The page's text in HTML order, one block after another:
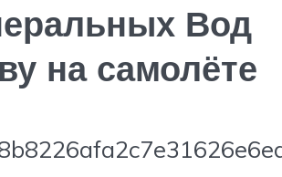
Вод
на самолёте